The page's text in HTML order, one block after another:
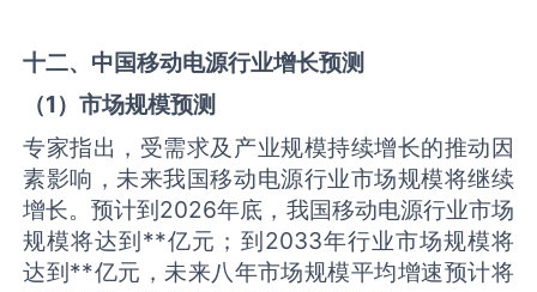
十二、中国移动电源行业增长预测
（1）市场规模预测
专家指出，受需求及产业规模持续增长的推动因
素影响，未来我国移动电源行业市场规模将继续
增长。预计到2026年底，我国移动电源行业市场
规模将达到**亿元；到2033年行业市场规模将
达到**亿元，未来八年市场规模平均增速预计将